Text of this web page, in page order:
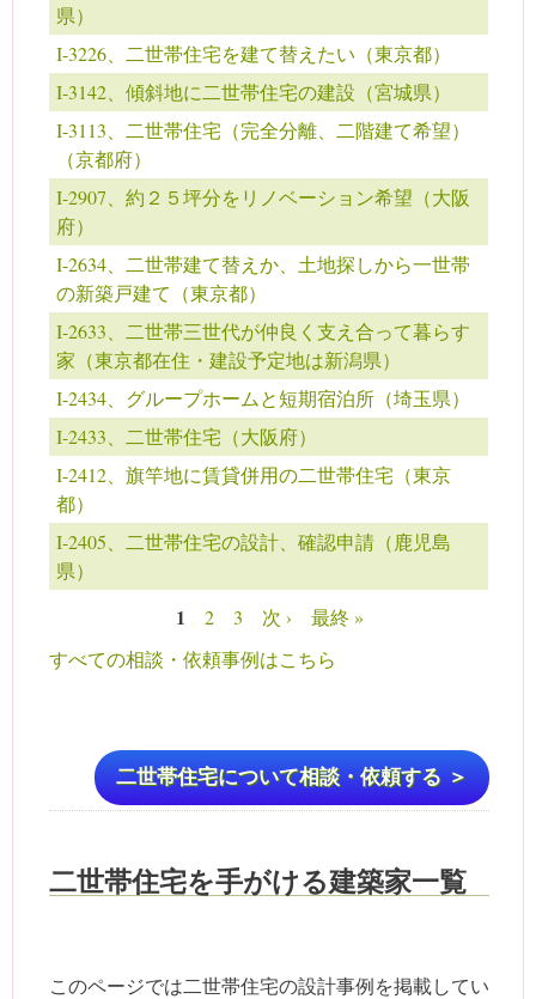
県）
I-3226、二世帯住宅を建て替えたい（東京都）
I-3142、傾斜地に二世帯住宅の建設（宮城県）
I-3113、二世帯住宅（完全分離、二階建て希望）
（京都府）
I-2907、約２５坪分をリノベーション希望（大阪
府）
I-2634、二世帯建て替えか、土地探しから一世帯
の新築戸建て（東京都）
I-2633、二世帯三世代が仲良く支え合って暮らす
家（東京都在住・建設予定地は新潟県）
I-2434、グループホームと短期宿泊所（埼玉県）
I-2433、二世帯住宅（大阪府）
I-2412、旗竿地に賃貸併用の二世帯住宅（東京
都）
I-2405、二世帯住宅の設計、確認申請（鹿児島
県）
1 2 3 次 ›
最終 »
すべての相談・依頼事例はこちら
二世帯住宅について相談・依頼する ＞
二世帯住宅を手がける建築家一覧
このページでは二世帯住宅の設計事例を掲載してい